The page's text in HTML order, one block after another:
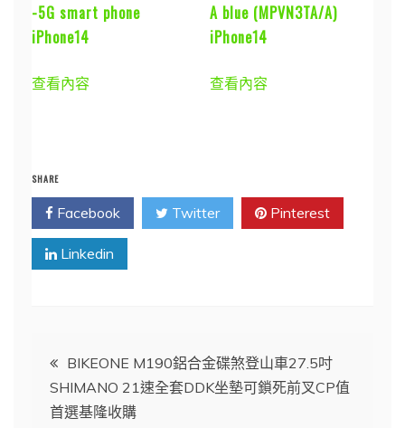
-5G smart phone
iPhone14
查看內容
A blue (MPVN3TA/A)
iPhone14
查看內容
SHARE
Facebook Twitter Pinterest
Linkedin
文
章
BIKEONE M190鋁合金碟煞登山車27.5吋
SHIMANO 21速全套DDK坐墊可鎖死前叉CP值
首選基隆收購